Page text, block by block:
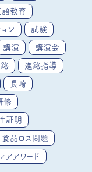
語教育
ン 試験
講演 講演会
進路指導
長崎
修
証明
食品ロス問題
アアワード